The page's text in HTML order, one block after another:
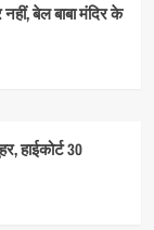
बेल बाबा मंदिर के
हाईकोर्ट 30